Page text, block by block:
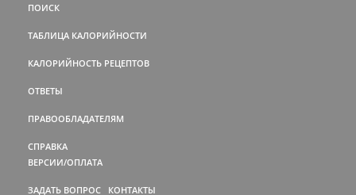
ПОИСК
ТАБЛИЦА КАЛОРИЙНОСТИ
КАЛОРИЙНОСТЬ РЕЦЕПТОВ
ОТВЕТЫ
ПРАВООБЛАДАТЕЛЯМ
СПРАВКА
ВЕРСИИ/ОПЛАТА
ЗАДАТЬ ВОПРОС КОНТАКТЫ